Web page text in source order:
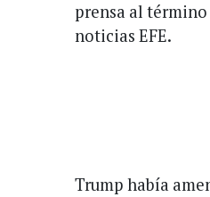
prensa al término
noticias EFE.
Trump había